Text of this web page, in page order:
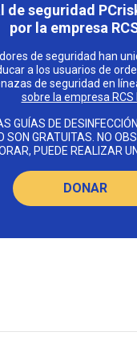
de seguridad
por la empresa
de seguridad han
a los usuarios de
de seguridad en
sobre la empresa RCS
GUÍAS DE
SON GRATUITAS. NO
PUEDE REALIZAR
DONAR